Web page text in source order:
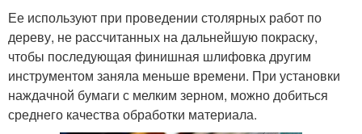
Ее используют при проведении столярных работ по
дереву, не рассчитанных на дальнейшую покраску,
чтобы последующая финишная шлифовка другим
инструментом заняла меньше времени. При установки
наждачной бумаги с мелким зерном, можно добиться
среднего качества обработки материала.